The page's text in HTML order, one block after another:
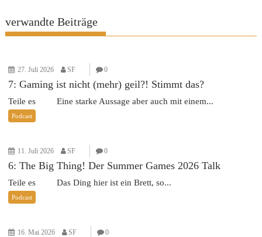
verwandte Beiträge
27. Juli 2026 SF 0
7: Gaming ist nicht (mehr) geil?! Stimmt das?
Teile es Eine starke Aussage aber auch mit einem...
Podcast
11. Juli 2026 SF 0
6: The Big Thing! Der Summer Games 2026 Talk
Teile es Das Ding hier ist ein Brett, so...
Podcast
16. Mai 2026 SF 0